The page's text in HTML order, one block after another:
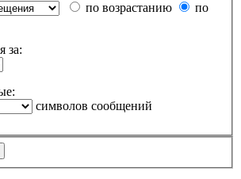
по возрастанию
по
за:
символов сообщений